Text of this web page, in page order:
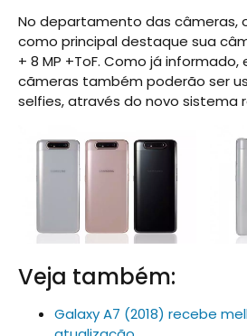
No departamento das câmeras,
como principal destaque sua
+ 8 MP +ToF. Como já
cãmeras também poderão ser
selfies, através do novo sistema
Veja também:
Galaxy A7 (2018) recebe